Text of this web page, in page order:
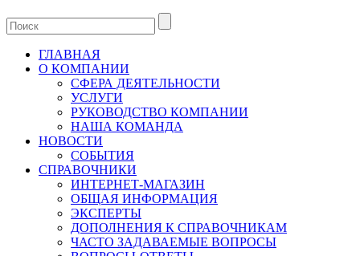
ГЛАВНАЯ
О КОМПАНИИ
СФЕРА ДЕЯТЕЛЬНОСТИ
УСЛУГИ
РУКОВОДСТВО КОМПАНИИ
НАША КОМАНДА
НОВОСТИ
СОБЫТИЯ
СПРАВОЧНИКИ
ИНТЕРНЕТ-МАГАЗИН
ОБЩАЯ ИНФОРМАЦИЯ
ЭКСПЕРТЫ
ДОПОЛНЕНИЯ К СПРАВОЧНИКАМ
ЧАСТО ЗАДАВАЕМЫЕ ВОПРОСЫ